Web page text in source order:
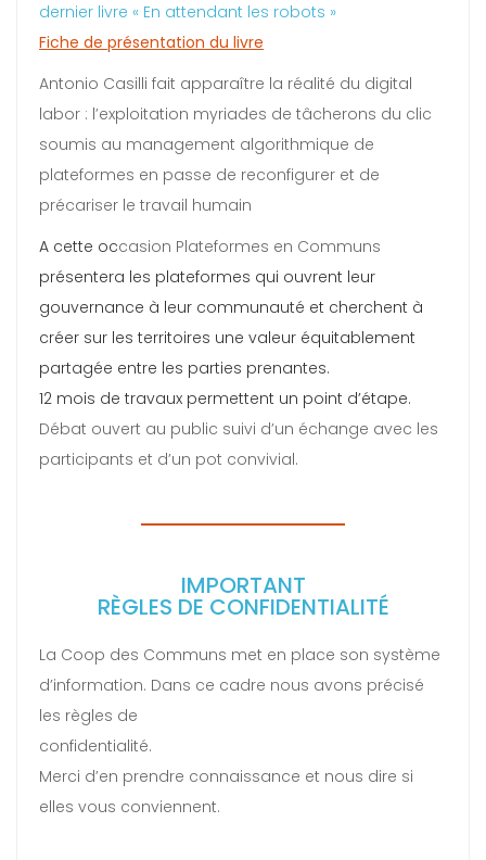
dernier livre « En attendant les robots »
Fiche de présentation du livre
Antonio Casilli fait apparaître la réalité du digital
labor : l’exploitation myriades de tâcherons du clic
soumis au management algorithmique de
plateformes en passe de reconfigurer et de
précariser le travail humain
A cette occasion Plateformes en Communs
présentera les plateformes qui ouvrent leur
gouvernance à leur communauté et cherchent à
créer sur les territoires une valeur équitablement
partagée entre les parties prenantes.
12 mois de travaux permettent un point d’étape.
Débat ouvert au public suivi d’un échange avec les
participants et d’un pot convivial.
IMPORTANT
RÈGLES DE CONFIDENTIALITÉ
La Coop des Communs met en place son système
d’information. Dans ce cadre nous avons précisé
les règles de
confidentialité.
Merci d’en prendre connaissance et nous dire si
elles vous conviennent.